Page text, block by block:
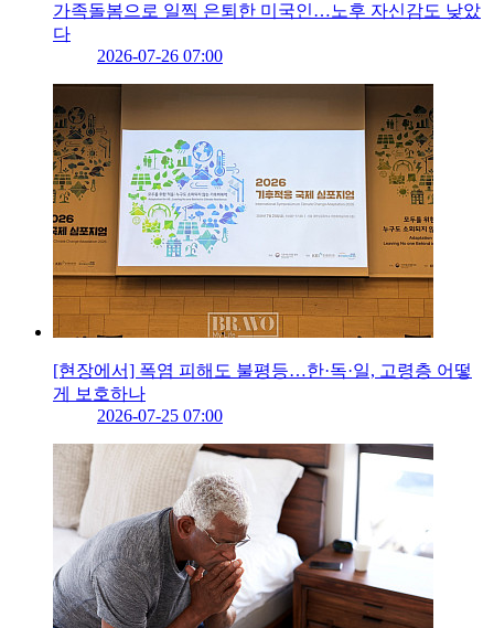
가족돌봄으로 일찍 은퇴한 미국인…노후 자신감도 낮았
다
2026-07-26 07:00
[현장에서] 폭염 피해도 불평등…한·독·일, 고령층 어떻
게 보호하나
2026-07-25 07:00